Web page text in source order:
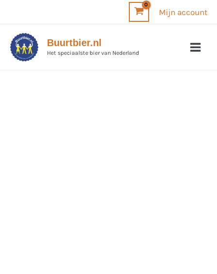
inhoud
Mijn account
Buurtbier.nl
Het speciaalste bier van Nederland